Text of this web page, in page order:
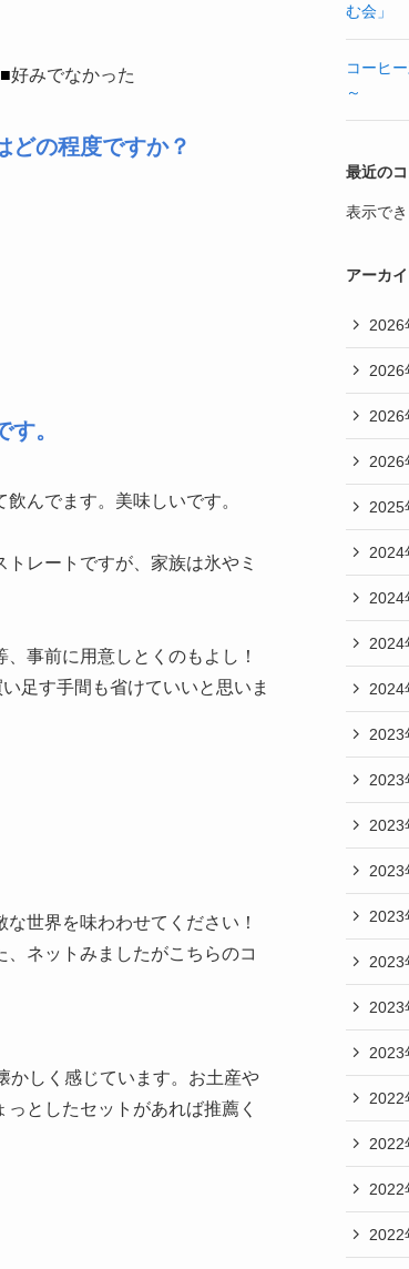
■好みでなかった
どの程度ですか？
。
んでます。美味しいです。
レートですが、家族は氷やミ
事前に用意しとくのもよし！
足す手間も省けていいと思いま
世界を味わわせてください！
ネットみましたがこちらのコ
かしく感じています。お土産や
としたセットがあれば推薦く
む会」
コーヒ
～
最近の
表示で
アーカ
2026
2026
2026
2026
2025
2024
2024
2024
2024
2023
2023
2023
2023
2023
2023
2023
2023
2022
2022
2022
2022